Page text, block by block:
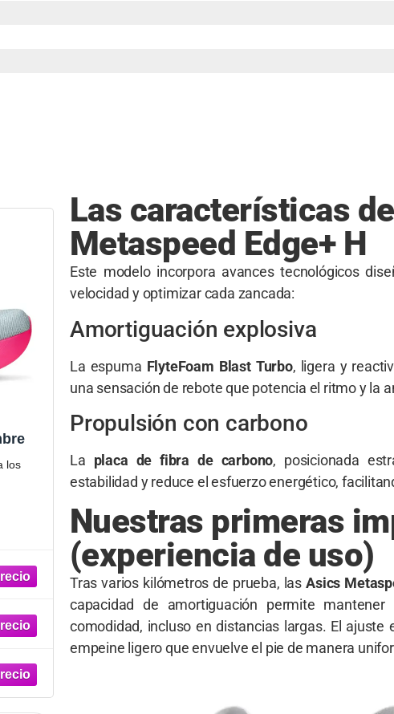
los
Las características
Metaspeed Edge+ H
Este modelo incorpora avances tecnológicos
velocidad y optimizar cada zancada:
Amortiguación explosiva
La espuma FlyteFoam Blast Turbo, ligera y
una sensación de rebote que potencia el ritmo y la
Propulsión con carbono
La placa de fibra de carbono, posicionada
estabilidad y reduce el esfuerzo energético,
Nuestras primeras
(experiencia de uso)
Tras varios kilómetros de prueba, lasAsics
capacidad de amortiguación permite
comodidad, incluso en distancias largas. El
empeine ligero que envuelve el pie de manera